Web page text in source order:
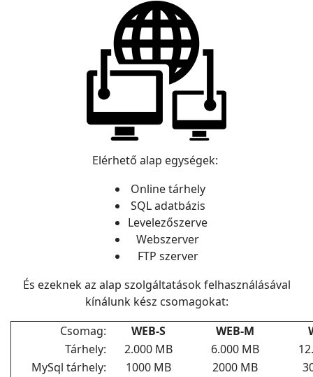
Elérhető alap egységek:
Online tárhely
SQL adatbázis
Levelezőszerve
Webszerver
FTP szerver
És ezeknek az alap szolgáltatások felhasználásával
kínálunk kész csomagokat:
Csomag:
WEB-S WEB-M
Tárhely:
2.000 MB 6.000 MB
MySql tárhely:
1000 MB 2000 MB